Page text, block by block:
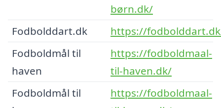
børn.dk/
Fodbolddart.dk
https://
Fodboldmål til
haven
https://fodboldmaal-
til-haven.dk/
Fodboldmål til
https://fodboldmaal-